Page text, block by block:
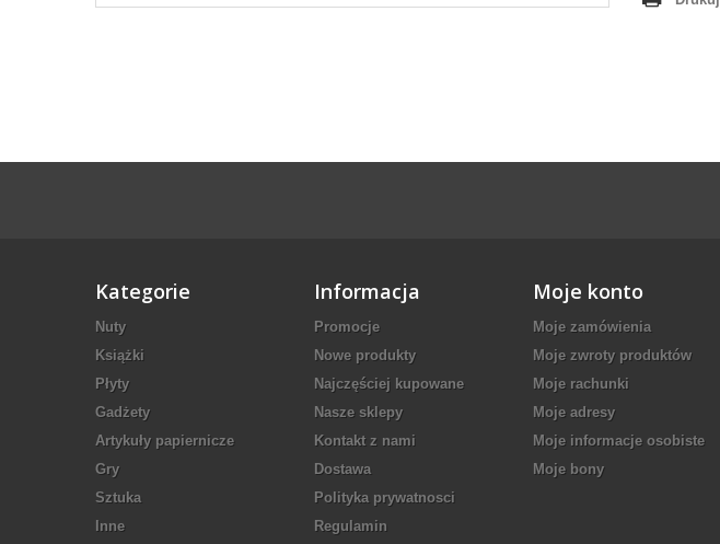
Kategorie
Nuty
Książki
Płyty
Gadżety
Artykuły papiernicze
Gry
Sztuka
Inne
Informacja
Promocje
Nowe produkty
Najczęściej kupowane
Nasze sklepy
Kontakt z nami
Dostawa
Polityka prywatnosci
Regulamin
Moje konto
Moje zamówienia
Moje zwroty produktów
Moje rachunki
Moje adresy
Moje informacje osobiste
Moje bony